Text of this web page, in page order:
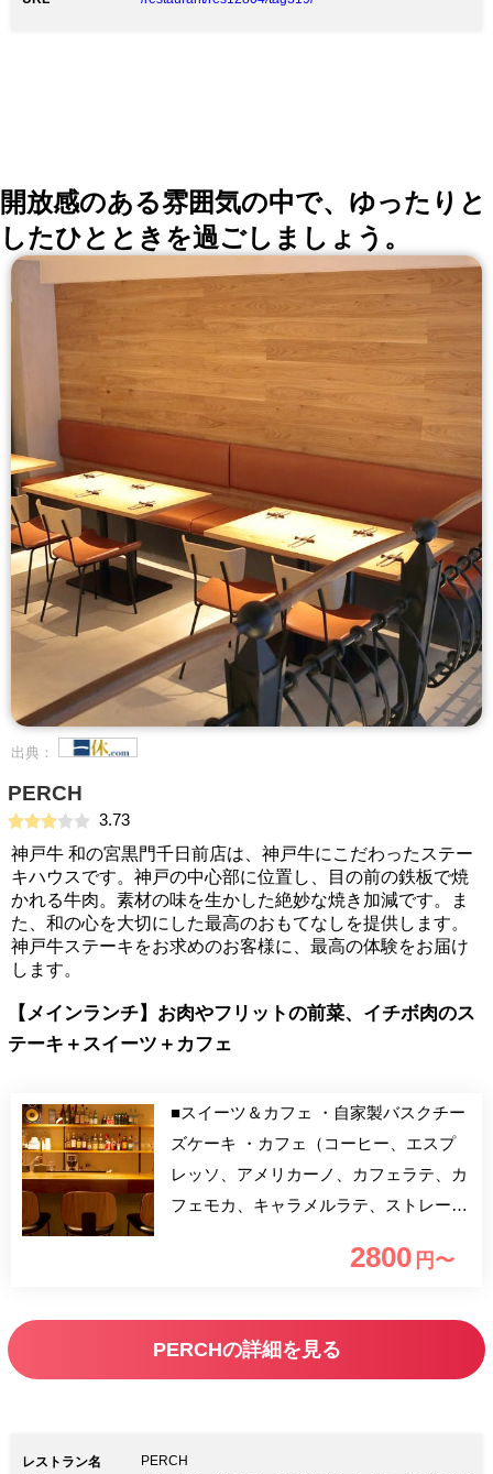
開放感のある雰囲気の中で、ゆったりと
したひとときを過ごしましょう。
出典：
PERCH
3.73
神戸牛 和の宮黒門千日前店は、神戸牛にこだわったステー
キハウスです。神戸の中心部に位置し、目の前の鉄板で焼
かれる牛肉。素材の味を生かした絶妙な焼き加減です。ま
た、和の心を大切にした最高のおもてなしを提供します。
神戸牛ステーキをお求めのお客様に、最高の体験をお届け
します。
【メインランチ】お肉やフリットの前菜、イチボ肉のス
テーキ＋スイーツ＋カフェ
■スイーツ＆カフェ ・自家製バスクチー
ズケーキ ・カフェ（コーヒー、エスプ
レッソ、アメリカーノ、カフェラテ、カ
フェモカ、キャラメルラテ、ストレート
ランチコースです。 リーズナブルで美
2800 円〜
PERCHの詳細を見る
レストラン名
PERCH